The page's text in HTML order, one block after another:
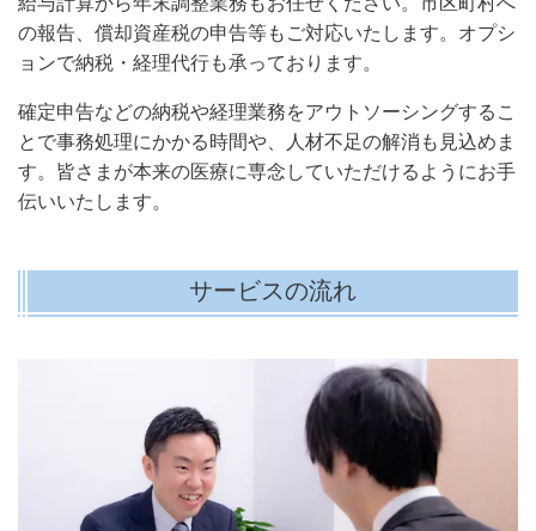
の報告、償却資産税の申告等もご対応いたします。オプシ
ョンで納税・経理代行も承っております。
確定申告などの納税や経理業務をアウトソーシングするこ
とで事務処理にかかる時間や、人材不足の解消も見込めま
す。皆さまが本来の医療に専念していただけるようにお手
伝いいたします。
サービスの流れ